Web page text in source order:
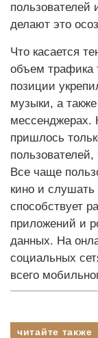
пользователей
делают это
Что касается
объем трафика
позиции
музыки, а
мессенджерах.
пришлось
Все чаще
кино и
способствует
приложений и
данных. На
социальных
всего
читайте также